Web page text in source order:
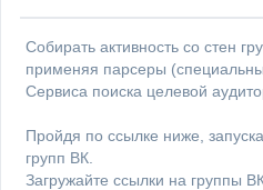
Собирать активность со стен
применяя парсеры
Сервиса поиска целевой
Пройдя по ссылке ниже,
групп ВК.
Загружайте ссылки на группы